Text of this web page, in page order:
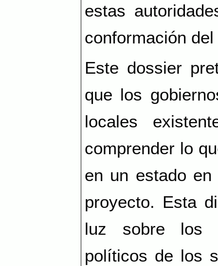
estas
conformación
Este dossier
que los
locales
comprender lo
en un estado
proyecto. Esta
luz sobre los
políticos de los